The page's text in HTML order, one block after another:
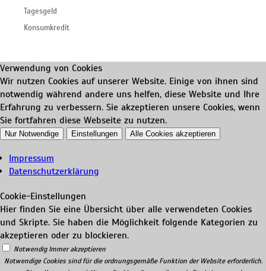
Tagesgeld
Konsumkredit
Verwendung von Cookies
Wir nutzen Cookies auf unserer Website. Einige von ihnen sind
notwendig während andere uns helfen, diese Website und Ihre
Erfahrung zu verbessern. Sie akzeptieren unsere Cookies, wenn
Sie fortfahren diese Webseite zu nutzen.
Nur Notwendige Einstellungen Alle Cookies akzeptieren
Impressum
Datenschutzerklärung
Cookie-Einstellungen
Hier finden Sie eine Übersicht über alle verwendeten Cookies
und Skripte. Sie haben die Möglichkeit folgende Kategorien zu
akzeptieren oder zu blockieren.
Notwendig Immer akzeptieren
Notwendige Cookies sind für die ordnungsgemäße Funktion der Website erforderlich.